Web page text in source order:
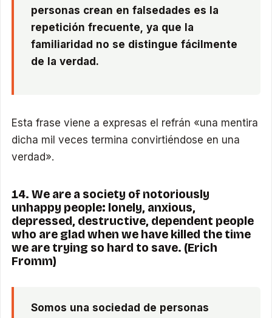
personas crean en falsedades es la
repetición frecuente, ya que la
familiaridad no se distingue fácilmente
de la verdad.
Esta frase viene a expresas el refrán «una mentira
dicha mil veces termina convirtiéndose en una
verdad».
14. We are a society of notoriously
unhappy people: lonely, anxious,
depressed, destructive, dependent people
who are glad when we have killed the time
we are trying so hard to save. (Erich
Fromm)
Somos una sociedad de personas